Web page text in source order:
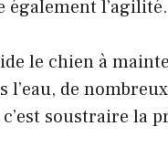
également l’agilité.
le chien à
l’eau, de
soustraire la